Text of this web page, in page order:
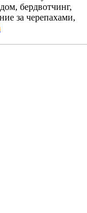
бердвотчинг,
за черепахами,